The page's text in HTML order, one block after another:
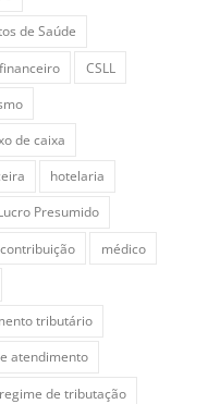
de Saúde
CSLL
de caixa
hotelaria
Presumido
médico
tributário
atendimento
regime de tributação